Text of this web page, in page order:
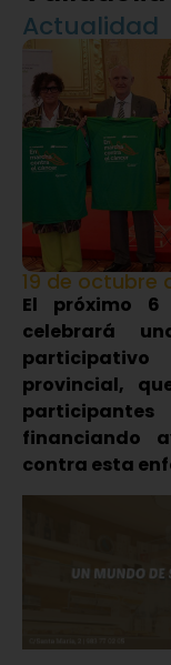
Actualidad
19 de octubre
El próximo 6
celebrará
provincial,
financiando
contra esta